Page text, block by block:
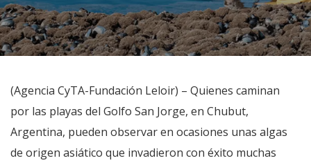
(Agencia CyTA-Fundación Leloir) – Quienes caminan
por las playas del Golfo San Jorge, en Chubut,
Argentina, pueden observar en ocasiones unas algas
de origen asiático que invadieron con éxito muchas